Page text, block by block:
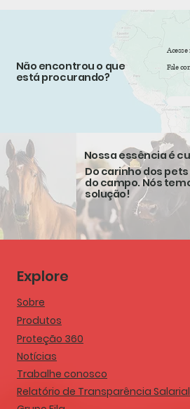
Não encontrou o que
está procurando?
Fale
Nossa essência é
Do carinho dos
do campo. Nós
solução!
Explore
Sobre
Produtos
Proteção 360
Notícias
Trabalhe conosco
Relatório de Transparência Salarial